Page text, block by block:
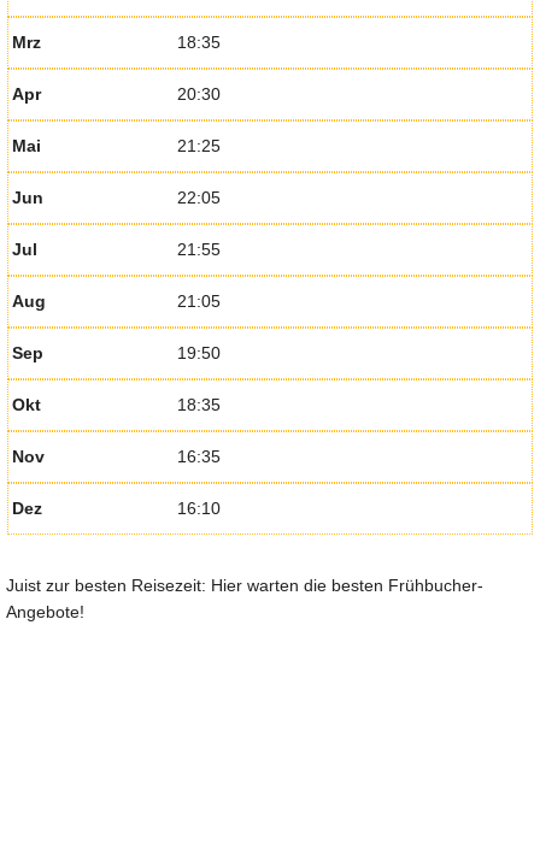
Mrz 18:35
Apr 20:30
Mai 21:25
Jun 22:05
Jul 21:55
Aug 21:05
Sep 19:50
Okt 18:35
Nov 16:35
Dez 16:10
Juist zur besten Reisezeit: Hier warten die besten Frühbucher-
Angebote!